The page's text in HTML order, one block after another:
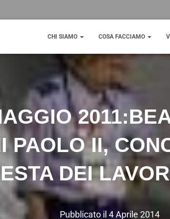
CHI SIAMO COSA FACCIAMO
PAOLO II,
DEI
Pubblicato il 4 Aprile 2014